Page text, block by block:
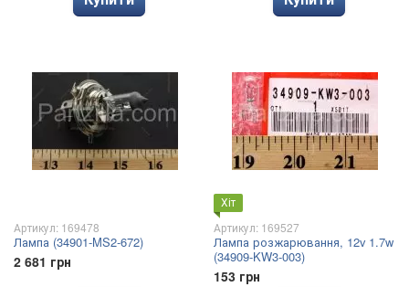
Артикул: 169478
Лампа (34901-MS2-672)
2 681 грн
Хіт
Артикул: 169527
Лампа розжарювання, 12v 1.7w
(34909-KW3-003)
153 грн